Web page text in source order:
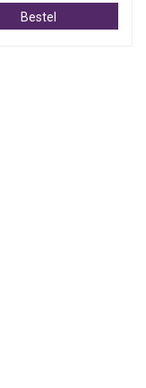
Bestel